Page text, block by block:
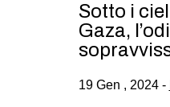
Sotto i
Gaza,
19 Gen , 2024 -